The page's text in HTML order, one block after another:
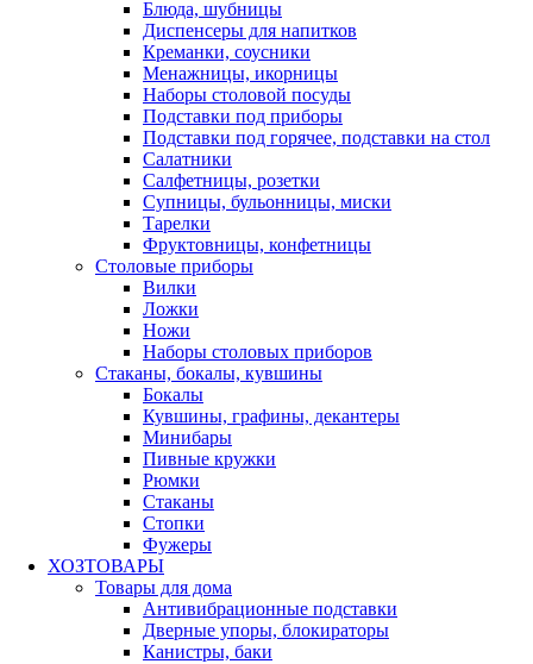
Блюда, шубницы
Диспенсеры для напитков
Креманки, соусники
Менажницы, икорницы
Наборы столовой посуды
Подставки под приборы
Подставки под горячее, подставки на стол
Салатники
Салфетницы, розетки
Супницы, бульонницы, миски
Тарелки
Фруктовницы, конфетницы
Столовые приборы
Вилки
Ложки
Ножи
Наборы столовых приборов
Стаканы, бокалы, кувшины
Бокалы
Кувшины, графины, декантеры
Минибары
Пивные кружки
Рюмки
Стаканы
Стопки
Фужеры
ХОЗТОВАРЫ
Товары для дома
Антивибрационные подставки
Дверные упоры, блокираторы
Канистры, баки